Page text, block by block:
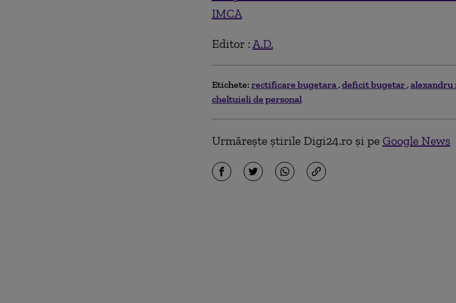
IMCA
Editor : A.D.
Etichete: rectificare bugetara deficit bugetar alexandru
cheltuieli de personal
Urmărește știrile Digi24.ro și pe Google News